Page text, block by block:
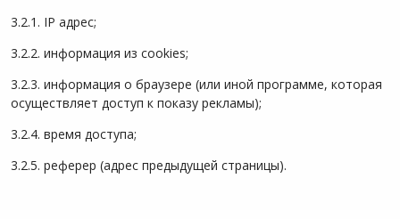
3.2.1. IP адрес;
3.2.2. информация из cookies;
3.2.3. информация о браузере (или иной программе, которая
осуществляет доступ к показу рекламы);
3.2.4. время доступа;
3.2.5. реферер (адрес предыдущей страницы).